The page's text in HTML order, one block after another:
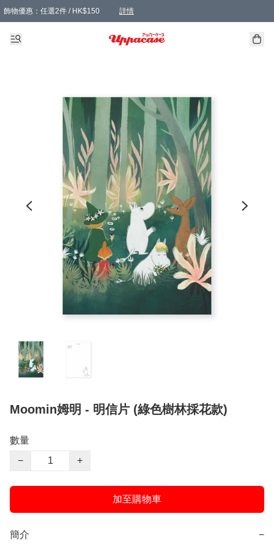
飾物優惠：任選2件 / HK$150 詳情
髮飾優惠：任選2件 / HK$100 詳情
精選襪子優惠：任選3對 / HK$115 詳情
滿額免運：本地訂單滿港幣350元可享免運費優惠
Moomin姆明 - 明信片 (綠色樹林採花款)
數量
−
+
加至購物車
簡介 −